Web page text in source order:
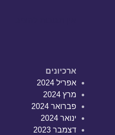
ארכיונים
אפריל 2024
מרץ 2024
פברואר 2024
ינואר 2024
דצמבר 2023